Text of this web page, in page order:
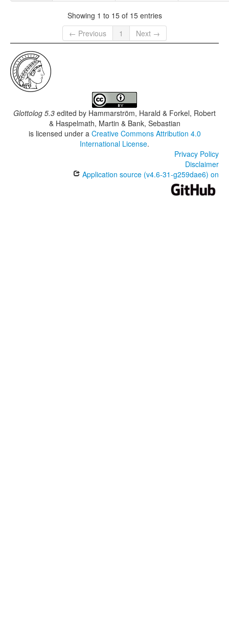
Showing 1 to 15 of 15 entries
← Previous
1 Next →
Glottolog 5.3 edited by Hammarström, Harald & Forkel, Robert
& Haspelmath, Martin & Bank, Sebastian
is licensed under a Creative Commons Attribution 4.0
International License.
Privacy Policy
Disclaimer
Application source (v4.6-31-g259dae6) on